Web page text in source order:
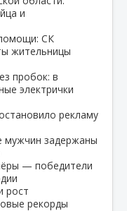
и
СК
жительницы
пробок: в
электрички
рекламу
мужчин задержаны
— победители
рост
рекорды